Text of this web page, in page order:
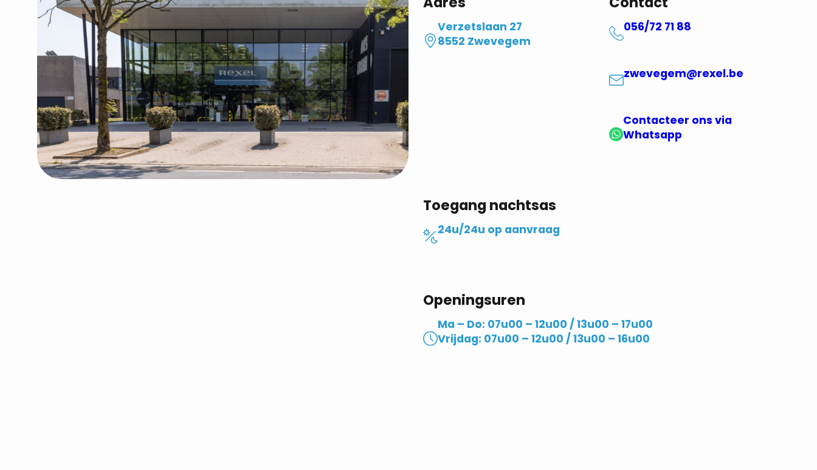
Verzetslaan 27
8552 Zwevegem
056/72 71 88
zwevegem@rexel.be
Contacteer ons via
Whatsapp
Toegang nachtsas
24u/24u op aanvraag
Openingsuren
Ma – Do: 07u00 – 12u00 / 13u00 – 17u00
Vrijdag: 07u00 – 12u00 / 13u00 – 16u00